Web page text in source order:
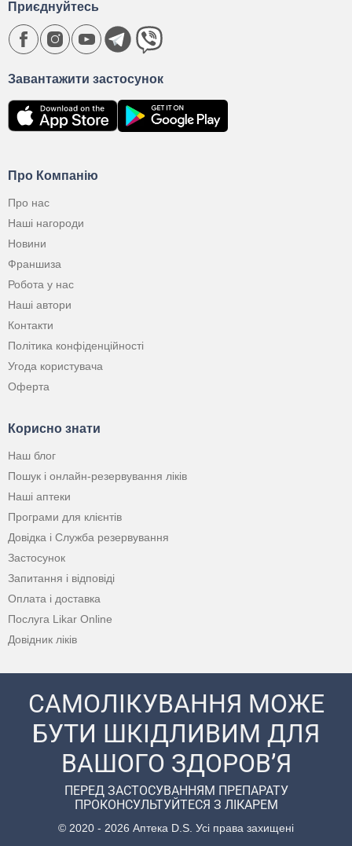
Про Компанію
Про нас
Наші нагороди
Новини
Франшиза
Робота у нас
Наші автори
Контакти
Політика конфіденційності
Угода користувача
Оферта
Корисно знати
Наш блог
Пошук і онлайн-резервування ліків
Наші аптеки
Програми для клієнтів
Довідка і Служба резервування
Застосунок
Запитання і відповіді
Оплата і доставка
Послуга Likar Online
Довідник ліків
Завантажити застосунок
Приєднуйтесь
САМОЛІКУВАННЯ МОЖЕ
БУТИ ШКІДЛИВИМ ДЛЯ
ВАШОГО ЗДОРОВ’Я
ПЕРЕД ЗАСТОСУВАННЯМ ПРЕПАРАТУ
ПРОКОНСУЛЬТУЙТЕСЯ З ЛІКАРЕМ
© 2020 - 2026 Аптека D.S. Усі права захищені